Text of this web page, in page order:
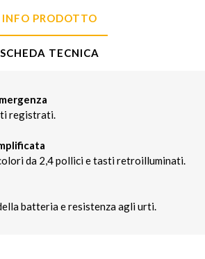
INFO PRODOTTO
SCHEDA TECNICA
registrati.
da 2,4 pollici e tasti retroilluminati.
batteria e resistenza agli urti.